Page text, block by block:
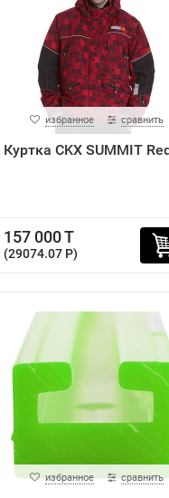
избранное сравнить
Куртка CKX SUMMIT
157 000 T
(29074.07 P)
избранное сравнить